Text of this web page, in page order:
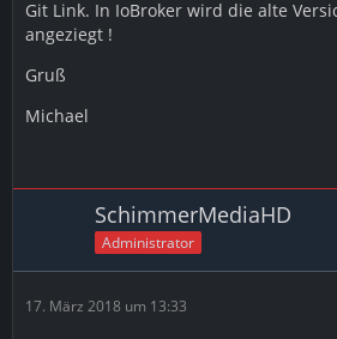
Git Link. In IoBroker wird die alte
angeziegt !
Gruß
Michael
SchimmerMediaHD
Administrator
17. März 2018 um 13:33